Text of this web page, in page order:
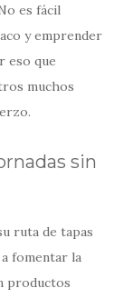
es fácil
y emprender
eso que
muchos
sin
ruta de tapas
fomentar la
productos